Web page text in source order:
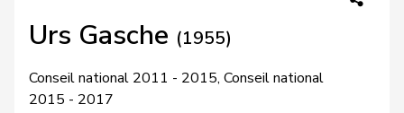
Urs Gasche (1955)
Conseil national 2011 - 2015, Conseil national
2015 - 2017